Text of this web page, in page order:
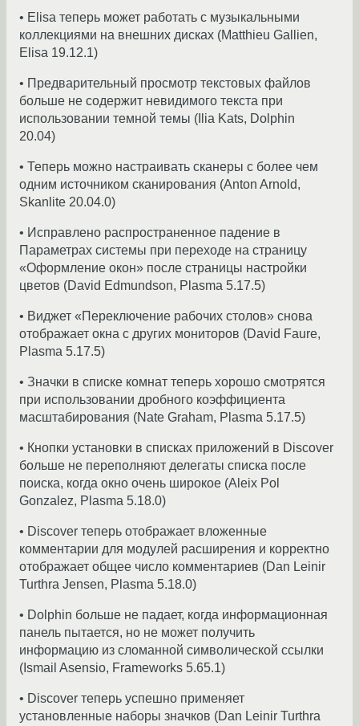
• Elisa теперь может работать с музыкальными
коллекциями на внешних дисках (Matthieu Gallien,
Elisa 19.12.1)
• Предварительный просмотр текстовых файлов
больше не содержит невидимого текста при
использовании темной темы (Ilia Kats, Dolphin
20.04)
• Теперь можно настраивать сканеры с более чем
одним источником сканирования (Anton Arnold,
Skanlite 20.04.0)
• Исправлено распространенное падение в
Параметрах системы при переходе на страницу
«Оформление окон» после страницы настройки
цветов (David Edmundson, Plasma 5.17.5)
• Виджет «Переключение рабочих столов» снова
отображает окна с других мониторов (David Faure,
Plasma 5.17.5)
• Значки в списке комнат теперь хорошо смотрятся
при использовании дробного коэффициента
масштабирования (Nate Graham, Plasma 5.17.5)
• Кнопки установки в списках приложений в Discover
больше не переполняют делегаты списка после
поиска, когда окно очень широкое (Aleix Pol
Gonzalez, Plasma 5.18.0)
• Discover теперь отображает вложенные
комментарии для модулей расширения и корректно
отображает общее число комментариев (Dan Leinir
Turthra Jensen, Plasma 5.18.0)
• Dolphin больше не падает, когда информационная
панель пытается, но не может получить
информацию из сломанной символической ссылки
(Ismail Asensio, Frameworks 5.65.1)
• Discover теперь успешно применяет
установленные наборы значков (Dan Leinir Turthra